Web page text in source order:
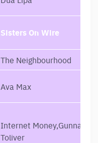
Sisters On Wire
The Neighbourhood
Ava Max
Internet Money,Gunna,Don
Toliver